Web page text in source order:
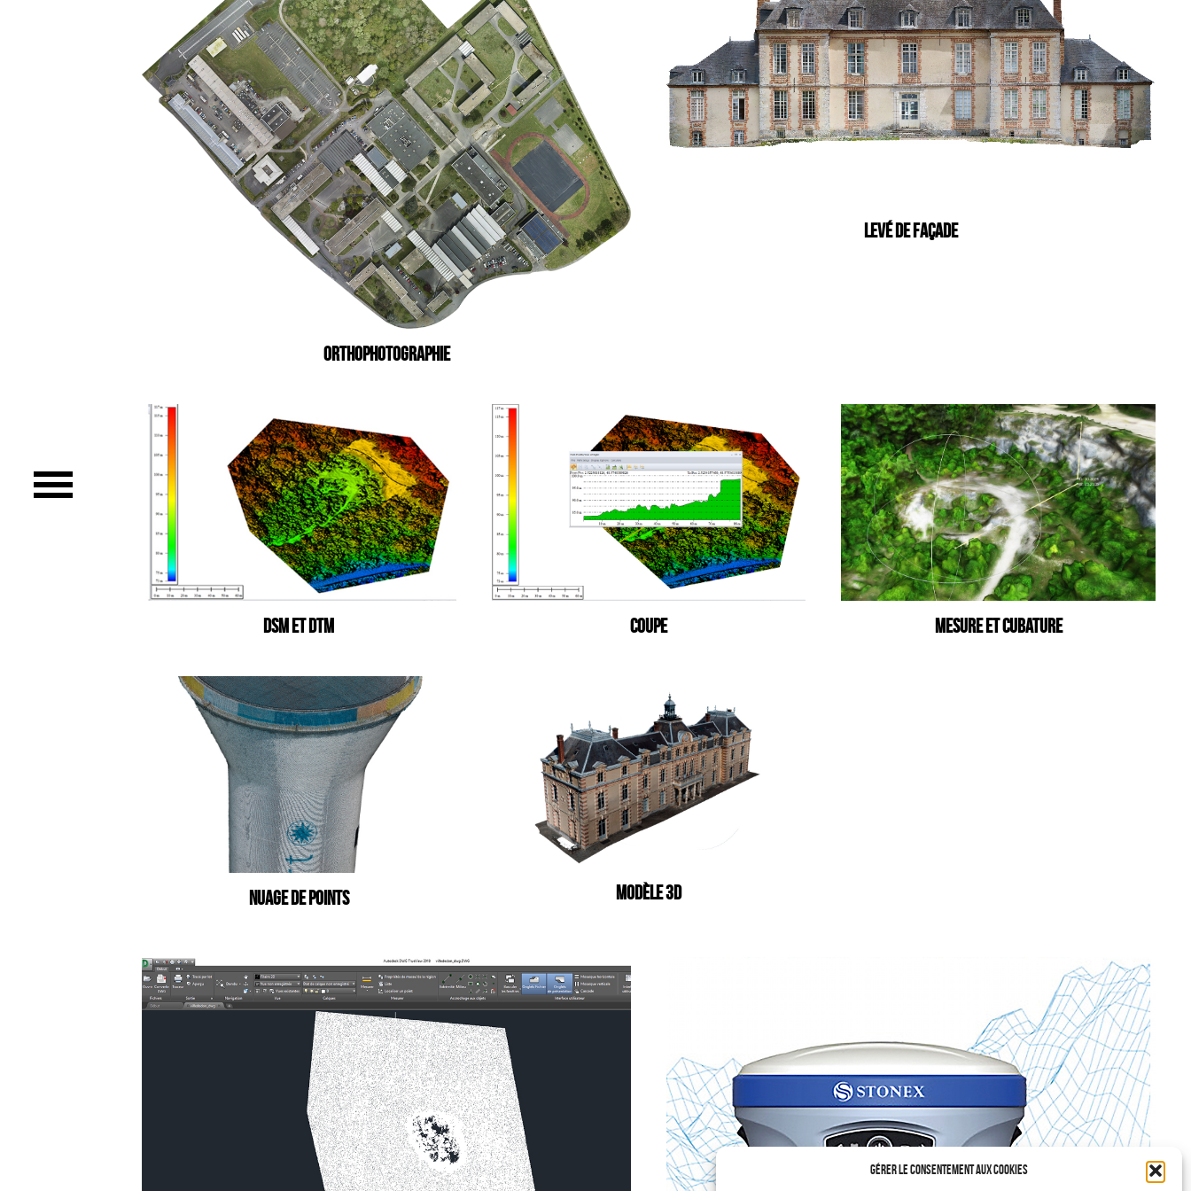
Gérer le consentement aux cookies
Publicité
eCommerce – Catalogue
Imagerie Aérienne
PHOTOGRAMMÉTRIE
–
–
TRAVAILLEURS DU XXIÈ SIÈCLE
Tritptyques
–
CONTACTS
Politique de cookies (UE)
Serveur d’images
ORTHOPHOTOGRAPHIE
LEVÉ DE FAÇADE
DSM ET DTM COUPE MESURE ET CUBATURE
NUAGE DE POINTS MODÈLE 3D